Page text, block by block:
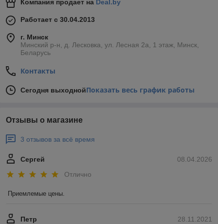
Компания продает на Deal.by
Работает с 30.04.2013
г. Минск
Минский р-н, д. Лесковка, ул. Лесная 2а, 1 этаж, Минск,
Беларусь
Контакты
Сегодня выходнойПоказать весь график работы
Отзывы о магазине
3 отзывов за всё время
08.04.2026
Сергей
Отлично
Приемлемые цены.
28.11.2021
Петр